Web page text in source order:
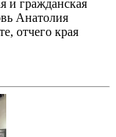
и гражданская
Анатолия
отчего края